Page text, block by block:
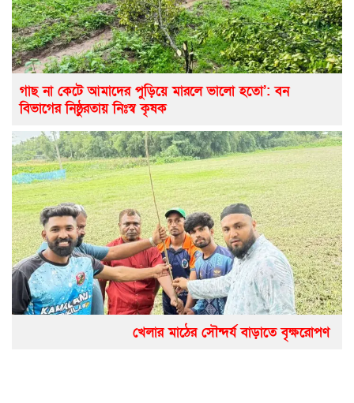
গাছ না কেটে আমাদের পুড়িয়ে মারলে ভালো হতো’: বন
বিভাগের নিষ্ঠুরতায় নিঃস্ব কৃষক
খেলার মাঠের সৌন্দর্য বাড়াতে বৃক্ষরোপণ